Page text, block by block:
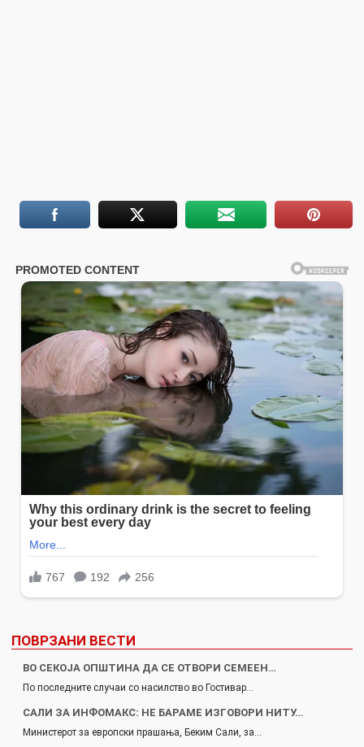
ПОВРЗАНИ ВЕСТИ
ВО СЕКОЈА ОПШТИНА ДА СЕ ОТВОРИ СЕМЕЕН…
По последните случаи со насилство во Гостивар…
САЛИ ЗА ИНФОМАКС: НЕ БАРАМЕ ИЗГОВОРИ НИТУ…
Министерот за европски прашања, Беким Сали, за…